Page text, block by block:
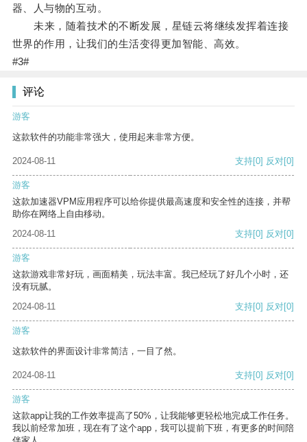
器、人与物的互动。
未来，随着技术的不断发展，星链云将继续发挥着连接
世界的作用，让我们的生活变得更加智能、高效。
#3#
评论
游客
这款软件的功能非常强大，使用起来非常方便。
2024-08-11 支持[0] 反对[0]
游客
这款加速器VPM应用程序可以给你提供最高速度和安全性的连接，并帮
助你在网络上自由移动。
2024-08-11
支持[0] 反对[0]
游客
这款游戏非常好玩，画面精美，玩法丰富。我已经玩了好几个小时，还
没有玩腻。
2024-08-11
支持[0] 反对[0]
游客
这款软件的界面设计非常简洁，一目了然。
2024-08-11 支持[0] 反对[0]
游客
这款app让我的工作效率提高了50%，让我能够更轻松地完成工作任务。
我以前经常加班，现在有了这个app，我可以提前下班，有更多的时间陪